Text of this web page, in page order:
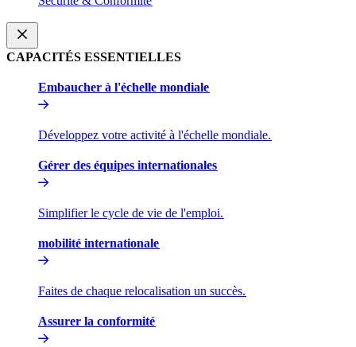
CAPACITÉS ESSENTIELLES​​
Embaucher à l'échelle mondiale​​
Développez votre activité à l'échelle mondiale.​​
Gérer des équipes internationales​​
Simplifier le cycle de vie de l'emploi.​​
mobilité internationale​​
Faites de chaque relocalisation un succès.​​
Assurer la conformité​​